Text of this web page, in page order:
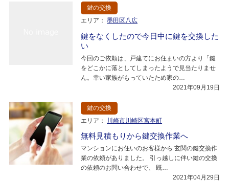
鍵の交換
エリア： 墨田区八広
鍵をなくしたので今日中に鍵を交換した
い
今回のご依頼は、戸建てにお住まいの方より「鍵
をどこかに落としてしまったようで見当たりませ
ん。幸い家族がもっていたため家の…
2021年09月19日
鍵の交換
エリア：
川崎市川崎区宮本町
無料見積もりから鍵交換作業へ
マンションにお住いのお客様から 玄関の鍵交換作
業の依頼がありました。 引っ越しに伴い鍵の交換
の依頼のお問い合わせで、 既…
2021年04月29日